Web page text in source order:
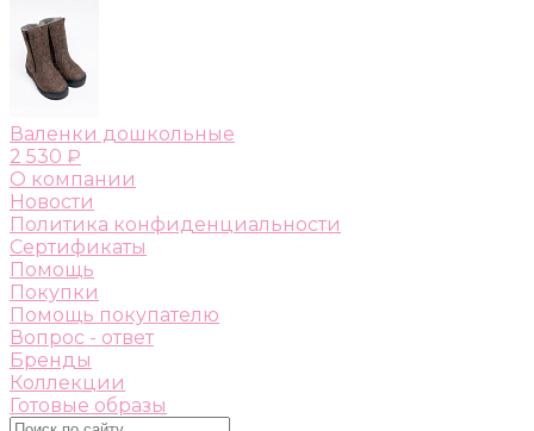
Валенки дошкольные
2 530 ₽
О компании
Новости
Политика конфиденциальности
Сертификаты
Помощь
Покупки
Помощь покупателю
Вопрос - ответ
Бренды
Коллекции
Готовые образы